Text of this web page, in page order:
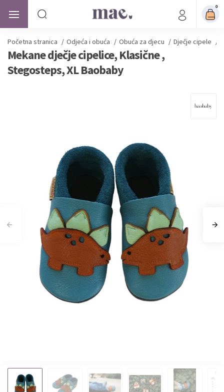
0
Početna stranica / Odjeća i obuća / Obuća za djecu / Dječje cipele /
Mekane dječje cipelice, Klasične ,
Stegosteps, XL Baobaby